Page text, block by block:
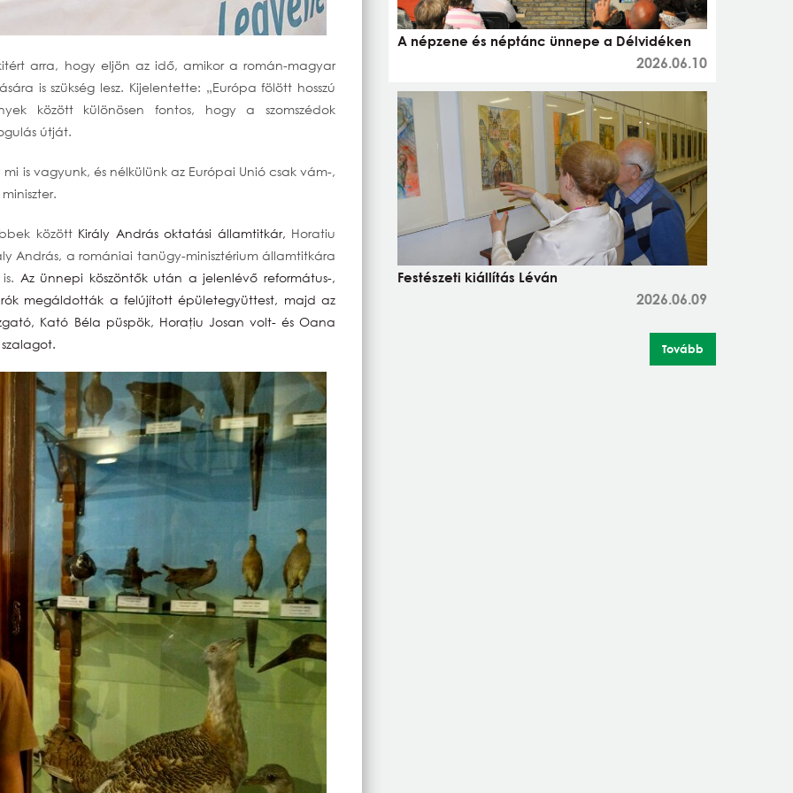
arra, hogy eljön az idő, amikor a román-magyar
is szükség lesz. Kijelentette: „Európa fölött hosszú
között különösen fontos, hogy a szomszédok
útját.
is vagyunk, és nélkülünk az Európai Unió csak vám-,
között Király András oktatási államtitkár, Horatiu
András, a romániai tanügy-minisztérium államtitkára
Az ünnepi köszöntők után a jelenlévő református-,
megáldották a felújított épületegyüttest, majd az
Kató Béla püspök, Horaţiu Josan volt- és Oana
A népzene és néptánc ünnepe a Délvidéken
2026.06.10
Festészeti kiállítás Léván
2026.06.09
Tovább